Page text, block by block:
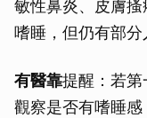
敏性鼻炎、皮膚
嗜睡，但仍有部分
有醫靠提醒：若
觀察是否有嗜睡